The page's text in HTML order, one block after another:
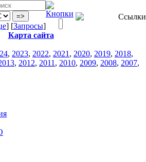
] [Запросы]
Карта сайта
, 2023, 2022, 2021 , 2020, 2019, 2018,
, 2012, 2011 , 2010, 2009, 2008, 2007,